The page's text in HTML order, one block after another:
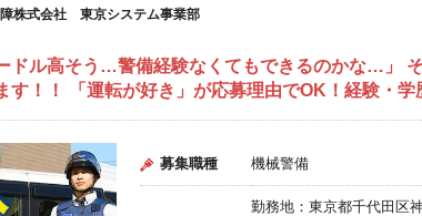
株式会社 東京システム事業部
ドル高そう…警備経験なくてもできるのかな…」
す！！ 「運転が好き」が応募理由でOK！経験・
募集職種 機械警備
勤務地：東京都千代田区